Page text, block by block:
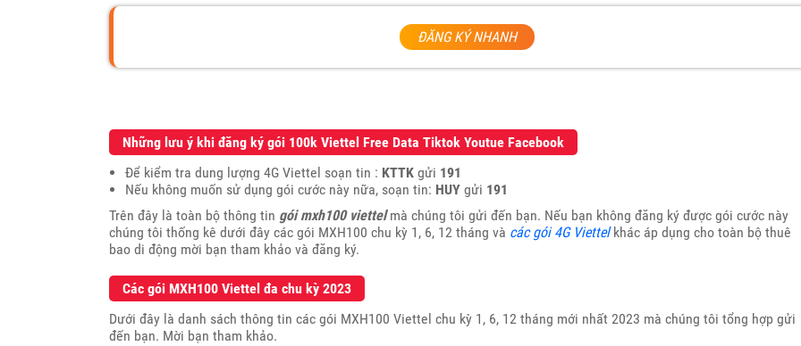
ĐĂNG KÝ NHANH
Những lưu ý khi đăng ký gói 100k Viettel Free Data Tiktok Youtue Facebook
Để kiểm tra dung lượng 4G Viettel soạn tin : KTTK gửi 191
Nếu không muốn sử dụng gói cước này nữa, soạn tin: HUY gửi 191
Trên đây là toàn bộ thông tin gói mxh100 viettelmà chúng tôi gửi đến bạn. Nếu bạn không đăng ký được gói cước này
chúng tôi thống kê dưới đây các gói MXH100 chu kỳ 1, 6, 12 tháng và các gói 4G Viettelkhác áp dụng cho toàn bộ thuê
bao di động mời bạn tham khảo và đăng ký.
Các gói MXH100 Viettel đa chu kỳ 2023
Dưới đây là danh sách thông tin các gói MXH100 Viettel chu kỳ 1, 6, 12 tháng mới nhất 2023 mà chúng tôi tổng hợp gửi
đến bạn. Mời bạn tham khảo.